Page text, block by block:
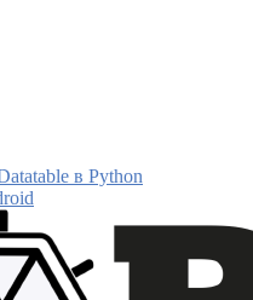
в Python